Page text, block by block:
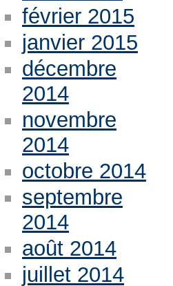
février 2015
janvier 2015
décembre
2014
novembre
2014
octobre 2014
septembre
2014
août 2014
juillet 2014